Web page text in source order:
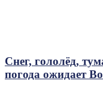
Снег, гололёд,
погода ожидает